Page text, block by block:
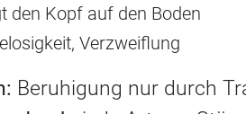
den Kopf auf den Boden
Verzweiflung
Beruhigung nur durch